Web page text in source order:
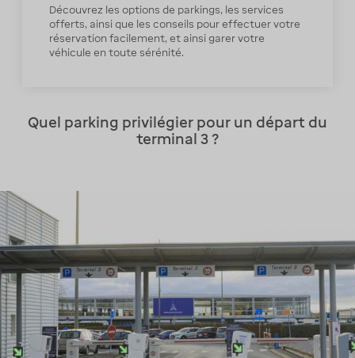
Découvrez les options de parkings, les services
offerts, ainsi que les conseils pour effectuer votre
réservation facilement, et ainsi garer votre
véhicule en toute sérénité.
Quel parking privilégier pour un départ du
terminal 3 ?